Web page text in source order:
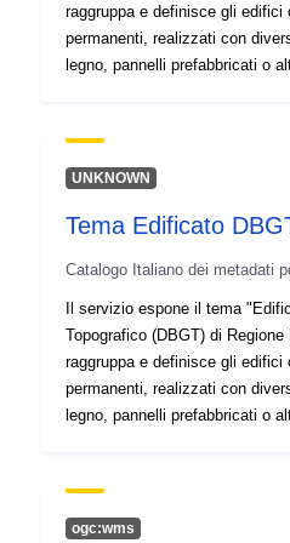
uriRef:
raggruppa e definisce gli edifici
permanenti, realizzati con
legno, pannelli prefabbricati o
prevalentemente ad uso
ricreativo o sportivo.Le classi
copertura;;Particolare
dalle proprie unità volumetriche
da:;Particolari architettonici:
window, ecc.;Elementi di
terrazzo, ecc., costituiti da
contorno delle singole parti
(*) Le classi “Cassone edilizio”
UNKNOWN
Tema Edificato
Catalogo Italiano dei metadati
Il servizio espone il tema
Topografico (DBGT) di
raggruppa e definisce gli edifici
permanenti, realizzati con
legno, pannelli prefabbricati o
prevalentemente ad uso
ricreativo o sportivo.Le classi
ogc:wms